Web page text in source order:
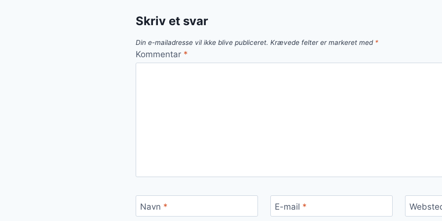
Skriv et svar
Din e-mailadresse vil ikke blive publiceret. Krævede felter er markeret med *
Kommentar *
Navn * E-mail *